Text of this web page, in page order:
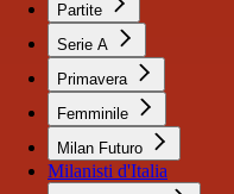
Partite
Serie A
Primavera
Femminile
Milan Futuro
Milanisti d'Italia